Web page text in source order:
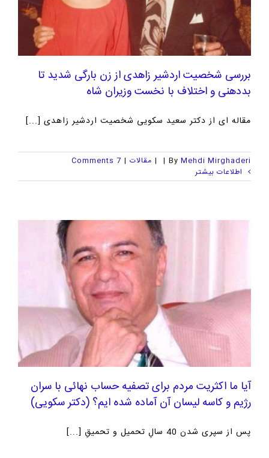
بررسی شخصیت اردشیر زاهدی از زن بارگی شدید تا
بددهنی و اختلاف با نخست وزیران شاه
مقاله ای از دکتر سعید سکویی شخصیت اردشیر زاهدی [...]
By Mehdi Mirghaderi
|
| مقالات |
7 Comments
اطلاعات بیشتر
آیا ما اکثریت مردم برای تصفیه حساب نهائی با سران
رژیم و کاسه لیسان آن آماده شده ایم؟ (دکتر سکویی)
پس از سپری شدن 40 سالِ تحمیل و تحمیقِ [...]